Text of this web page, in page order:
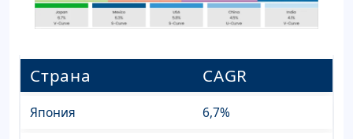
Страна CAGR
Япония 6,7%